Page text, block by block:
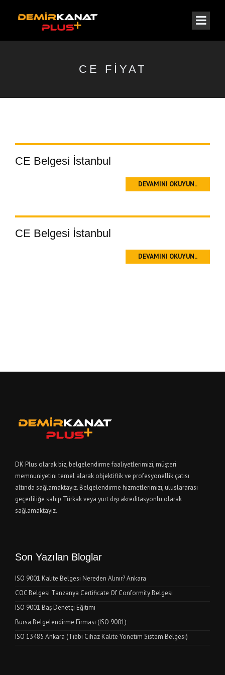
CE FIYAT
CE Belgesi İstanbul
DEVAMINI OKUYUN..
CE Belgesi İstanbul
DEVAMINI OKUYUN..
DK Plus olarak biz, belgelendirme faaliyetlerimizi, müşteri
memnuniyetini temel alarak objektiflik ve profesyonellik çatısı
altında sağlamaktayız. Belgelendirme hizmetlerimizi, uluslararası
geçerliliğe sahip Türkak veya yurt dışı akreditasyonlu olarak
sağlamaktayız.
Son Yazılan Bloglar
ISO 9001 Kalite Belgesi Nereden Alınır? Ankara
COC Belgesi Tanzanya Certificate Of Conformity Belgesi
ISO 9001 Baş Denetçi Eğitimi
Bursa Belgelendirme Firması (ISO 9001)
ISO 13485 Ankara (Tıbbi Cihaz Kalite Yönetim Sistem Belgesi)